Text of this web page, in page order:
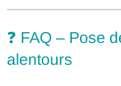
❓ FAQ – Pose
alentours